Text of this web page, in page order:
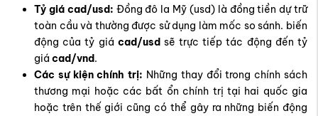
Tỷ giá cad/usd: Đồng đô la Mỹ (usd) là đồng tiền dự trữ
toàn cầu và thường được sử dụng làm mốc so sánh. biến
động của tỷ giá cad/usdsẽ trực tiếp tác động đến tỷ
giá cad/vnd.
Các sự kiện chính trị: Những thay đổi trong chính sách
thương mại hoặc các bất ổn chính trị tại hai quốc gia
hoặc trên thế giới cũng có thể gây ra những biến động